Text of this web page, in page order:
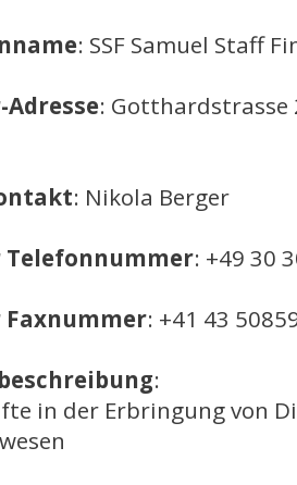
: SSF Samuel Staff
: Gotthardstrasse
: Nikola Berger
: +49 30
: +41 43
:
in der Erbringung von